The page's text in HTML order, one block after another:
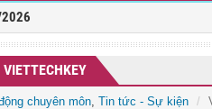
chuyên môn, Tin tức - Sự kiện